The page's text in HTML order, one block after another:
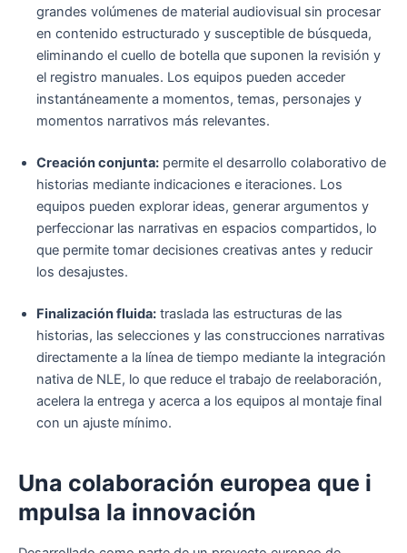
grandes volúmenes de material audiovisual sin procesar
en contenido estructurado y susceptible de búsqueda,
eliminando el cuello de botella que suponen la revisión y
el registro manuales. Los equipos pueden acceder
instantáneamente a momentos, temas, personajes y
momentos narrativos más relevantes.
Creación conjunta: permite el desarrollo colaborativo de
historias mediante indicaciones e iteraciones. Los
equipos pueden explorar ideas, generar argumentos y
perfeccionar las narrativas en espacios compartidos, lo
que permite tomar decisiones creativas antes y reducir
los desajustes.
Finalización fluida: traslada las estructuras de las
historias, las selecciones y las construcciones narrativas
directamente a la línea de tiempo mediante la integración
nativa de NLE, lo que reduce el trabajo de reelaboración,
acelera la entrega y acerca a los equipos al montaje final
con un ajuste mínimo.
Una colaboración europea que i
mpulsa la innovación